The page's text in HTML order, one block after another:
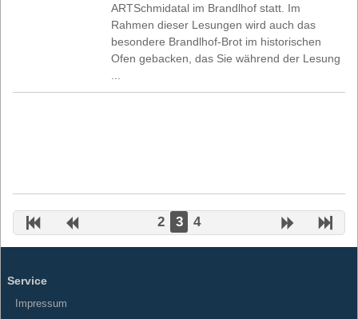
ARTSchmidatal im Brandlhof statt. Im
Rahmen dieser Lesungen wird auch das
besondere Brandlhof-Brot im historischen
Ofen gebacken, das Sie während der Lesung
2 3 4
Service
Impressum